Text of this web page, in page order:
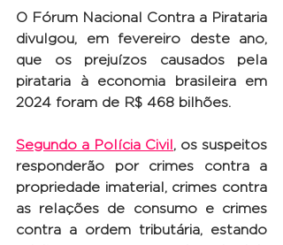
O Fórum Nacional Contra a Pirataria
divulgou, em fevereiro deste ano,
que os prejuízos causados pela
pirataria à economia brasileira em
2024 foram de R$ 468 bilhões.
Segundo a Polícia Civil , os suspeitos
responderão por crimes contra a
propriedade imaterial, crimes contra
as relações de consumo e crimes
contra a ordem tributária, estando